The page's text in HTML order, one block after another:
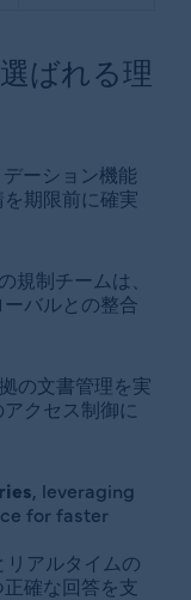
ばれる理
ーション機能
期限前に確実
規制チームは、
バルとの整合
の文書管理を実
クセス制御に
, leveraging
for faster
アルタイムの
確な回答を支